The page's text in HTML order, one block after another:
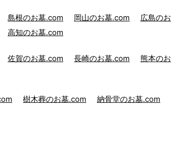
島根のお墓.com 岡山のお墓.com 広島の
高知のお墓.com
佐賀のお墓.com 長崎のお墓.com 熊本の
樹木葬のお墓.com 納骨堂のお墓.com